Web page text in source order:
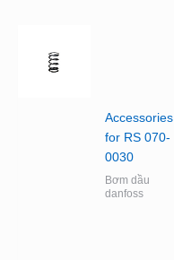
Accessories
for RS 070-
0030
Bơm dầu
danfoss